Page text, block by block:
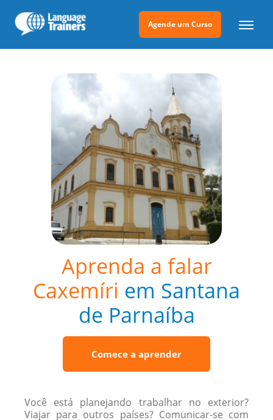
Agende um Curso
Aprenda a falar
Caxemíri em Santana
de Parnaíba
Comece a aprender
Você está planejando trabalhar no exterior?
Viajar para outros países? Comunicar-se com